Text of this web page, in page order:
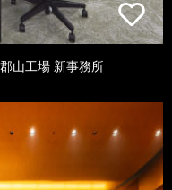
山工場 新事務所